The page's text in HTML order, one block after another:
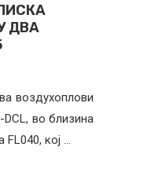
ДВА
воздухоплови
во близина
кој …